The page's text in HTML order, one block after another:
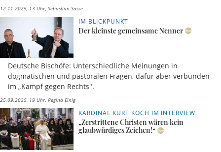
12.11.2025, 13 Uhr Sebastian Sasse
IM BLICKPUNKT
Der kleinste gemeinsame Nenner
Deutsche Bischöfe: Unterschiedliche Meinungen in
dogmatischen und pastoralen Fragen, dafür aber verbunden
im „Kampf gegen Rechts".
25.09.2025, 19 Uhr Regina Einig
KARDINAL KURT KOCH IM INTERVIEW
„Zerstrittene Christen wären kein
glaubwürdiges Zeichen!“